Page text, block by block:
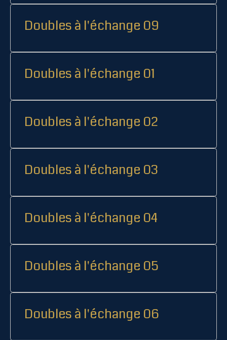
Doubles à l'échange 09
Doubles à l'échange 01
Doubles à l'échange 02
Doubles à l'échange 03
Doubles à l'échange 04
Doubles à l'échange 05
Doubles à l'échange 06